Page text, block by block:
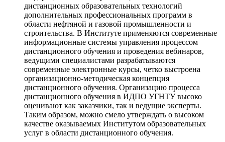
дистанционных образовательных технологий
дополнительных профессиональных программ в
области нефтяной и газовой промышленности и
строительства. В Институте применяются современные
информационные системы управления процессом
дистанционного обучения и проведения вебинаров,
ведущими специалистами разрабатываются
современные электронные курсы, четко выстроена
организационно-методическая концепция
дистанционного обучения. Организацию процесса
дистанционного обучения в ИДПО УГНТУ высоко
оценивают как заказчики, так и ведущие эксперты.
Таким образом, можно смело утверждать о высоком
качестве оказываемых Институтом образовательных
услуг в области дистанционного обучения.